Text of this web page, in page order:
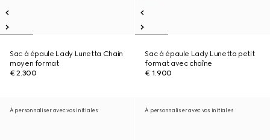
Sac à épaule Lady Lunetta Chain
moyen format
€ 2.300
Sac à épaule Lady Lunetta petit
format avec chaîne
€ 1.900
À personnaliser avec vos initiales À personnaliser avec vos initiales